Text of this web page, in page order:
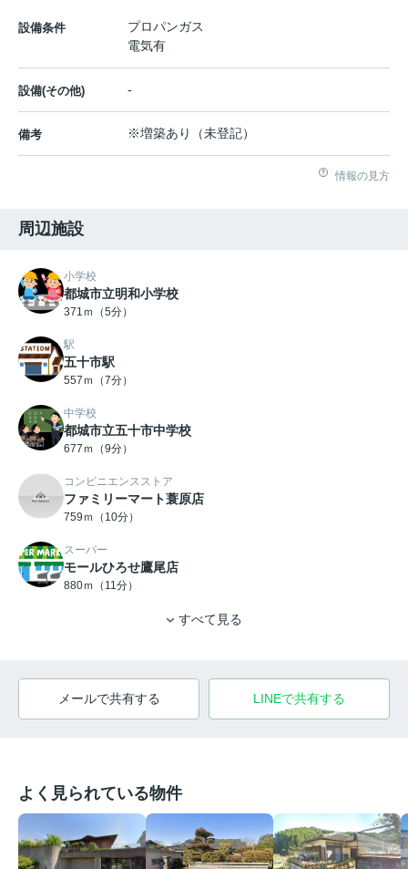
設備条件
プロパンガス
電気有
設備(その他) -
備考 ※増築あり（未登記）
情報の見方
周辺施設
小学校
都城市立明和小学校
371ｍ（5分）
駅
五十市駅
557ｍ（7分）
中学校
都城市立五十市中学校
677ｍ（9分）
コンビニエンスストア
ファミリーマート蓑原店
759ｍ（10分）
スーパー
モールひろせ鷹尾店
880ｍ（11分）
すべて見る
メールで共有する LINEで共有する
よく見られている物件